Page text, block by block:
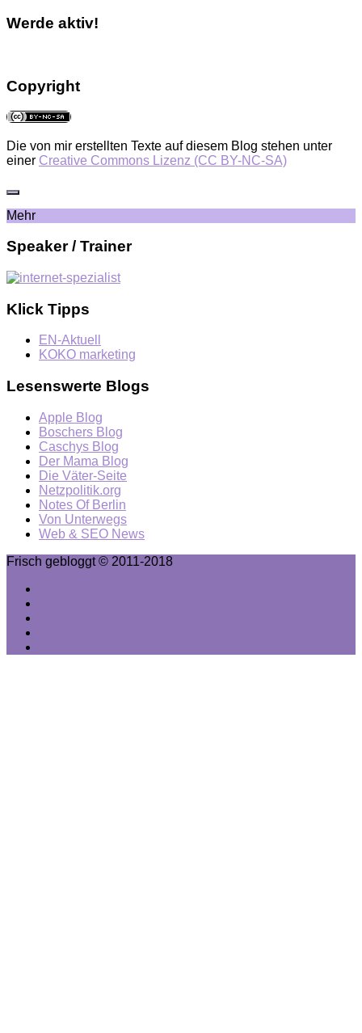
Werde aktiv!
Copyright
Die von mir erstellten Texte auf diesem Blog stehen unter
einer Creative Commons Lizenz (CC BY-NC-SA)
Mehr
Speaker / Trainer
Klick Tipps
EN-Aktuell
KOKO marketing
Lesenswerte Blogs
Apple Blog
Boschers Blog
Caschys Blog
Der Mama Blog
Die Väter-Seite
Netzpolitik.org
Notes Of Berlin
Von Unterwegs
Web & SEO News
Frisch gebloggt © 2011-2018